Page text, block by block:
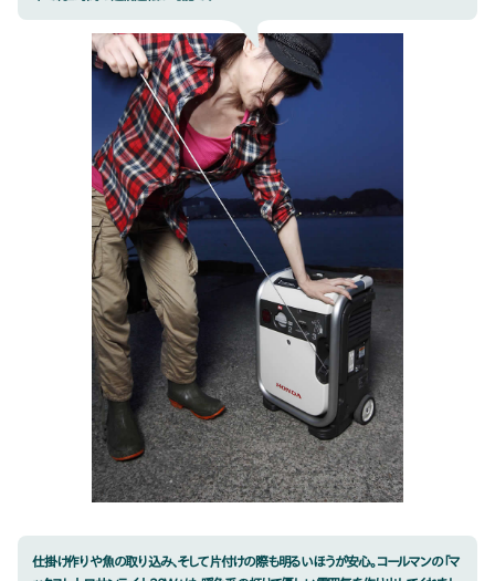
仕掛け作りや魚の取り込み、そして片付けの際も明るいほうが安心。コールマンの「マ